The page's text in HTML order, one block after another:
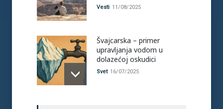
Vesti 11/08/2025
Švajcarska – primer
upravljanja vodom u
dolazećoj oskudici
Svet 16/07/2025